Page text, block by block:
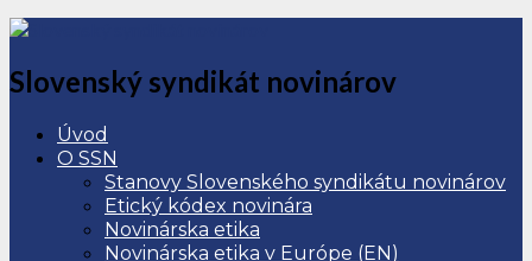
Slovenský syndikát novinárov
Úvod
O SSN
Stanovy Slovenského syndikátu novinárov
Etický kódex novinára
Novinárska etika
Novinárska etika v Európe (EN)